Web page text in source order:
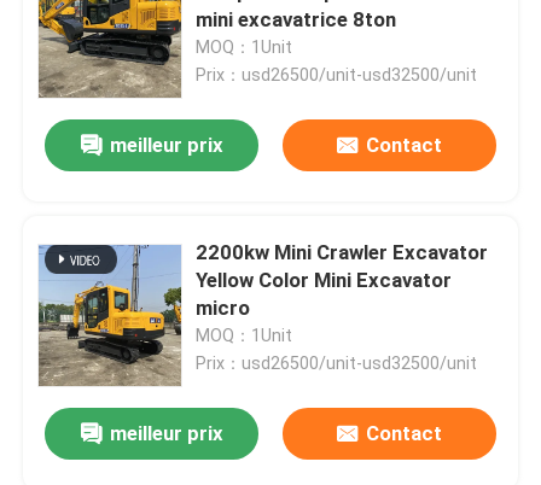
mini excavatrice 8ton
MOQ：1Unit
Prix：usd26500/unit-usd32500/unit
meilleur prix Contact
2200kw Mini Crawler Excavator
Yellow Color Mini Excavator
micro
MOQ：1Unit
Prix：usd26500/unit-usd32500/unit
meilleur prix Contact